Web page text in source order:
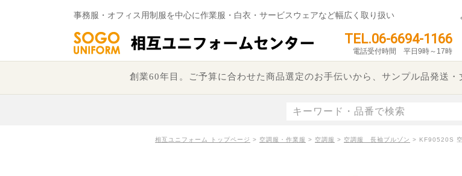
事務服・オフィス用制服を中心に作業服・白衣・サービスウェアなど幅広く取り扱い
TEL.06-6694-1166
電話受付時間 平日9時～17時
創業60年目。ご予算に合わせた商品選定のお手伝いから、サンプル品発送
相互ユニフォーム トップページ > 空調服・作業服 > 空調服 > 空調服 長袖ブルゾン > KF90520S